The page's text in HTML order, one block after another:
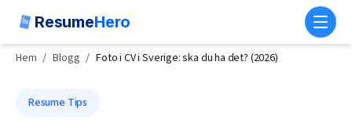
ResumeHero
Hem / Blogg / Foto i CV i Sverige: ska du ha det? (2026)
Resume Tips